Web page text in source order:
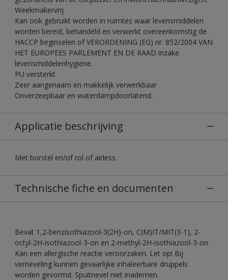
Weekmakervrij
Kan ook gebruikt worden in ruimtes waar levensmiddelen
worden bereid, behandeld en verwerkt overeenkomstig de
HACCP beginselen of VERORDENING (EG) nr. 852/2004 VAN
HET EUROPEES PARLEMENT EN DE RAAD inzake
levensmiddelenhygiëne.
PU versterkt
Zeer aangenaam en makkelijk verwerkbaar
Onverzeepbaar en waterdampdoorlatend.
Applicatie beschrijving
Met borstel en/of rol of airless.
Technische fiche en documenten
Bevat 1,2-benzisothiazool-3(2H)-on, C(M)IT/MIT(3-1), 2-
octyl-2H-isothiazool-3-on en 2-methyl-2H-isothiazool-3-on.
Kan een allergische reactie veroorzaken. Let op! Bij
verneveling kunnen gevaarlijke inhaleerbare druppels
worden gevormd. Spuitnevel niet inademen.